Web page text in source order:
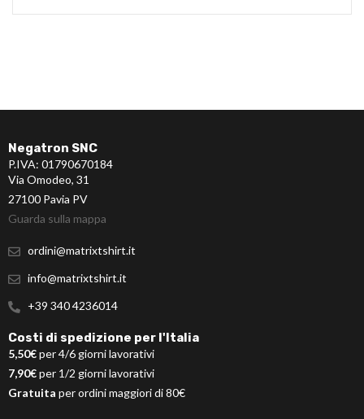
Negatron SNC
P.IVA: 01790670184
Via Omodeo, 31
27100 Pavia PV
Guarda sulla mappa
ordini@matrixtshirt.it
info@matrixtshirt.it
+39 340 4236014
Costi di spedizione per l'Italia
5,50€per 4/6 giorni lavorativi
7,90€per 1/2 giorni lavorativi
Gratuita per ordini maggiori di 80€